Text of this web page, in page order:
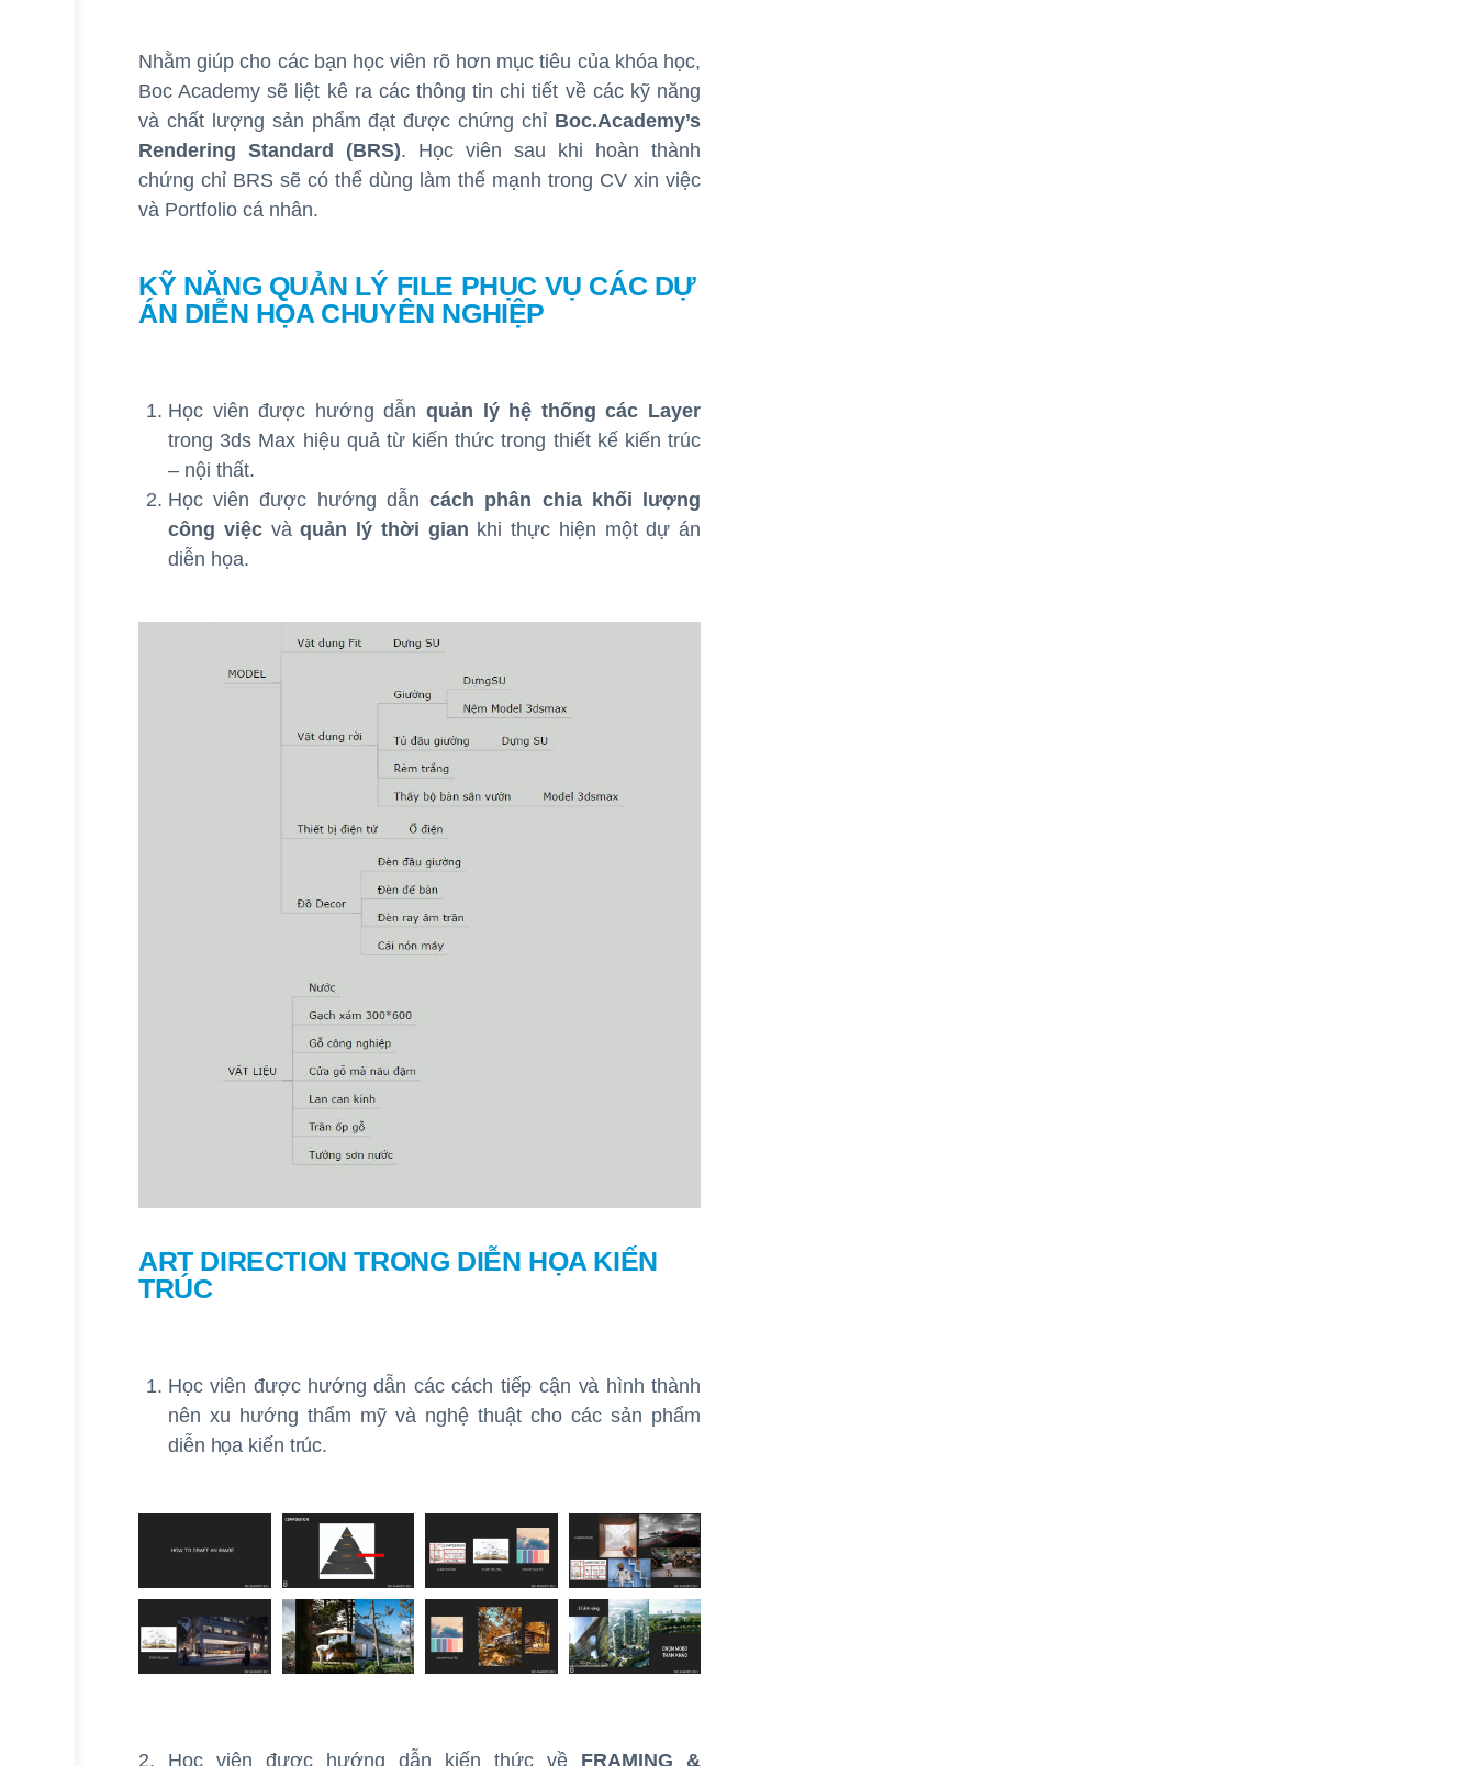
Nhằm giúp cho các bạn học viên rõ hơn mục tiêu của khóa học,
Boc Academy sẽ liệt kê ra các thông tin chi tiết về các kỹ năng
và chất lượng sản phẩm đạt được chứng chỉ Boc.Academy’s
Rendering Standard (BRS). Học viên sau khi hoàn thành
chứng chỉ BRS sẽ có thể dùng làm thế mạnh trong CV xin việc
và Portfolio cá nhân.
KỸ NĂNG QUẢN LÝ FILE PHỤC VỤ CÁC DỰ
ÁN DIỄN HỌA CHUYÊN NGHIỆP
Học viên được hướng dẫn quản lý hệ thống các Layer
trong 3ds Max hiệu quả từ kiến thức trong thiết kế kiến trúc
– nội thất.
Học viên được hướng dẫncách phân chia khối lượng
công việcvàquản lý thời gian khi thực hiện một dự án
diễn họa.
ART DIRECTION TRONG DIỄN HỌA KIẾN
TRÚC
Học viên được hướng dẫn các cách tiếp cận và hình thành
nên xu hướng thẩm mỹ và nghệ thuật cho các sản phẩm
diễn họa kiến trúc.
2. Học viên được hướng dẫn kiến thức về FRAMING &